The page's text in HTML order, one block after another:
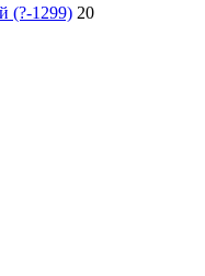
(?-1299) 20